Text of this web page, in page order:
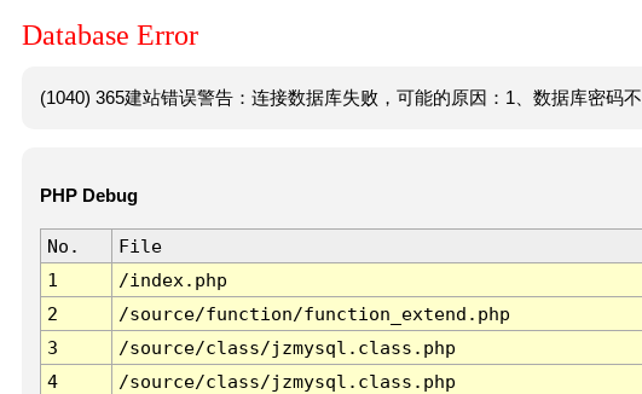
Database Error
(1040) 365建站错误警告：连接数据库失败，可能的原因：1、数据库密码
PHP Debug
No. File
1
/index.php
2
/source/function/function_extend.php
3
/source/class/jzmysql.class.php
4
/source/class/jzmysql.class.php